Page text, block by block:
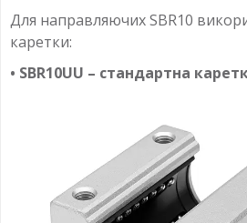
Для направляючих SBR10
каретки:
• SBR10UU – стандартна